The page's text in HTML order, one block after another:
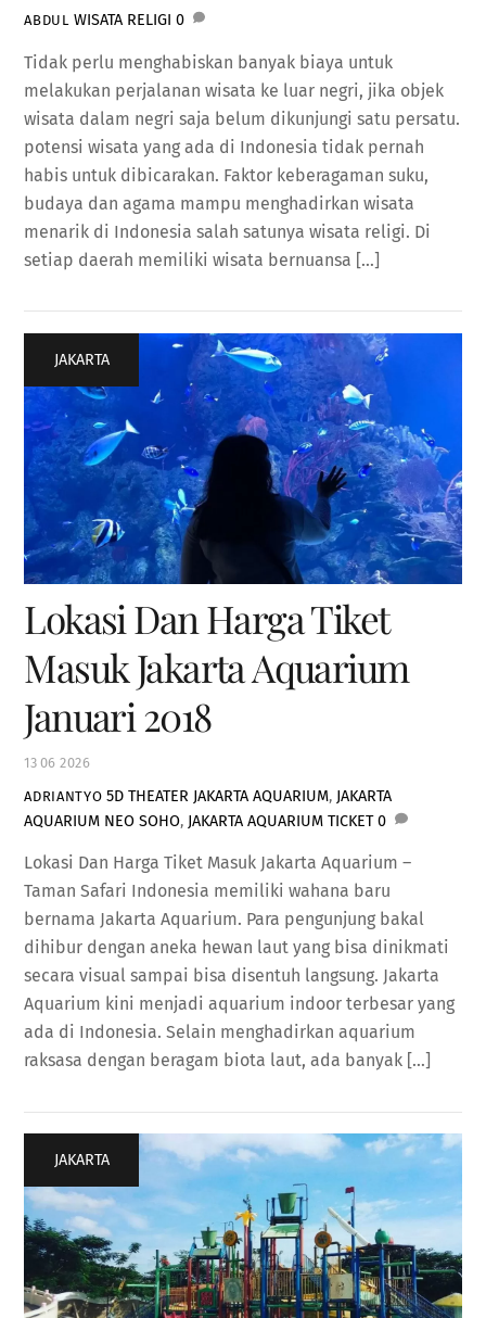
ABDUL WISATA RELIGI 0
Tidak perlu menghabiskan banyak biaya untuk
melakukan perjalanan wisata ke luar negri, jika objek
wisata dalam negri saja belum dikunjungi satu persatu.
potensi wisata yang ada di Indonesia tidak pernah
habis untuk dibicarakan. Faktor keberagaman suku,
budaya dan agama mampu menghadirkan wisata
menarik di Indonesia salah satunya wisata religi. Di
setiap daerah memiliki wisata bernuansa […]
13 06 2026
Lokasi Dan Harga Tiket
Masuk Jakarta Aquarium
Januari 2018
ADRIANTYO
JAKARTA
5D THEATER JAKARTA AQUARIUM, JAKARTA
AQUARIUM NEO SOHO, JAKARTA AQUARIUM TICKET 0
Lokasi Dan Harga Tiket Masuk Jakarta Aquarium –
Taman Safari Indonesia memiliki wahana baru
bernama Jakarta Aquarium. Para pengunjung bakal
dihibur dengan aneka hewan laut yang bisa dinikmati
secara visual sampai bisa disentuh langsung. Jakarta
Aquarium kini menjadi aquarium indoor terbesar yang
ada di Indonesia. Selain menghadirkan aquarium
raksasa dengan beragam biota laut, ada banyak […]
JAKARTA